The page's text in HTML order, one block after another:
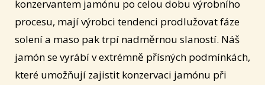
konzervantem jamónu po celou dobu výrobního
procesu, mají výrobci tendenci prodlužovat fáze
solení a maso pak trpí nadměrnou slaností. Náš
jamón se vyrábí v extrémně přísných podmínkách,
které umožňují zajistit konzervaci jamónu při